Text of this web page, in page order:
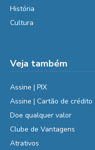
História
Cultura
Veja também
Assine | PIX
Assine | Cartão de crédito
Doe qualquer valor
Clube de Vantagens
Atrativos